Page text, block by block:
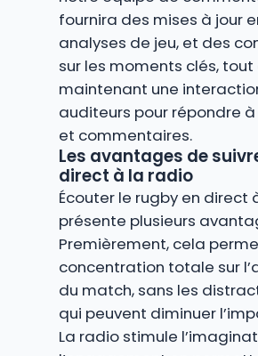
fournira des mises à jour
analyses de jeu, et des
sur les moments clés, tout
maintenant une
auditeurs pour répondre
et commentaires.
Les avantages de
direct à la radio
Écouter le rugby en direct
présente plusieurs
Premièrement, cela
concentration totale sur
du match, sans les
qui peuvent diminuer
La radio stimule